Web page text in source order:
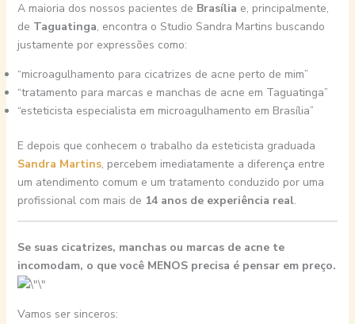
A maioria dos nossos pacientes de Brasília e, principalmente,
de Taguatinga, encontra o Studio Sandra Martins buscando
justamente por expressões como:
“microagulhamento para cicatrizes de acne perto de mim”
“tratamento para marcas e manchas de acne em Taguatinga”
“esteticista especialista em microagulhamento em Brasília”
E depois que conhecem o trabalho da esteticista graduada
Sandra Martins, percebem imediatamente a diferença entre
um atendimento comum e um tratamento conduzido por uma
profissional com mais de 14 anos de experiência real.
Se suas cicatrizes, manchas ou marcas de acne te
incomodam, o que você MENOS precisa é pensar em preço.
Vamos ser sinceros: